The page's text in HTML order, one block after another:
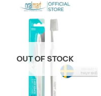
OUT OF STOCK